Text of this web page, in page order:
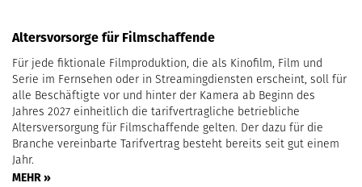
Altersvorsorge für Filmschaffende
Für jede fiktionale Filmproduktion, die als Kinofilm, Film und
Serie im Fernsehen oder in Streamingdiensten erscheint, soll für
alle Beschäftigte vor und hinter der Kamera ab Beginn des
Jahres 2027 einheitlich die tarifvertragliche betriebliche
Altersversorgung für Filmschaffende gelten. Der dazu für die
Branche vereinbarte Tarifvertrag besteht bereits seit gut einem
Jahr.
MEHR »